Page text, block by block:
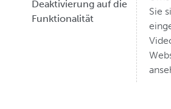
Deaktivierung auf die
Funktionalität
Sie